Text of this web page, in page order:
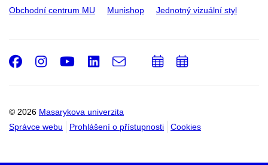
Obchodní centrum MU Munishop Jednotný vizuální styl
© 2026 Masarykova univerzita
Správce webu
Prohlášení o přístupnosti Cookies
Facebook
Instagram
Youtube
LinkedIn
e-
PřidatPřidat